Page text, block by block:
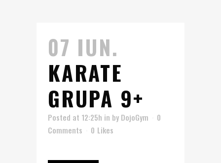
07 IUN.
KARATE
GRUPA 9+
Posted at 12:25h in by DojoGym
0
Comments
0 Likes